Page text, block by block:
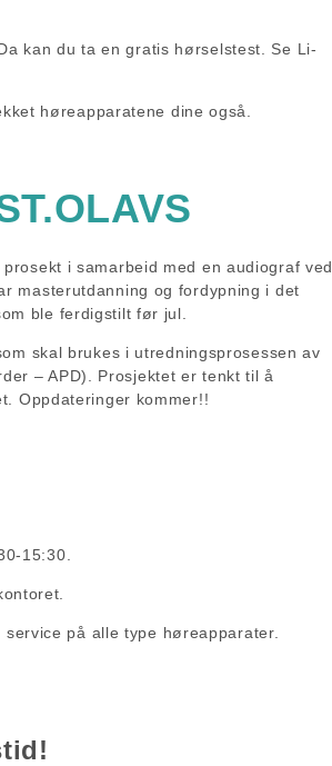
kan du ta en gratis hørselstest. Se Li-
høreapparatene dine også.
i samarbeid med en audiograf ved
masterutdanning og fordypning i det
ble ferdigstilt før jul.
skal brukes i utredningsprosessen av
– APD). Prosjektet er tenkt til å
Oppdateringer kommer!!
15:30.
på alle type høreapparater.